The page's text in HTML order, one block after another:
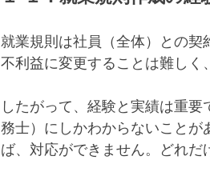
就業規則は社員（全体）との
不利益に変更することは難しく
したがって、経験と実績は重
務士）にしかわからないこと
ば、対応ができません。どれだ